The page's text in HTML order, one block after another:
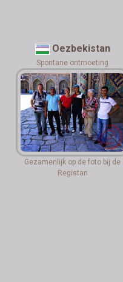
Oezbekistan
Spontane ontmoeting
Gezamenlijk op de foto bij de
Registan